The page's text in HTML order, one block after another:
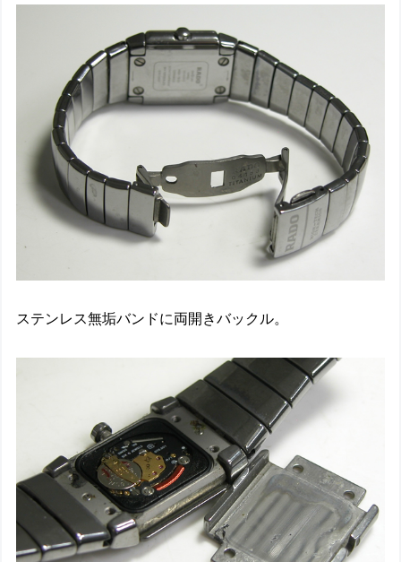
ステンレス無垢バンドに両開きバックル。